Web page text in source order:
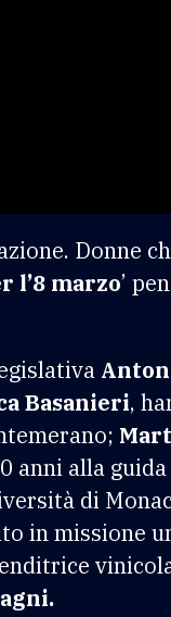
Donne
l’8 marzo’
Basanieri,
anni alla
di
in missione